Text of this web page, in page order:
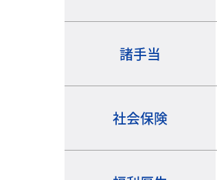
諸手当
社会保険